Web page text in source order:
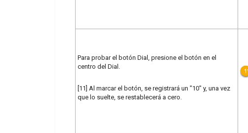
Para probar el botón Dial, presione el botón en el
centro del Dial.
[11] Al marcar el botón, se registrará un "10" y, una vez
que lo suelte, se restablecerá a cero.